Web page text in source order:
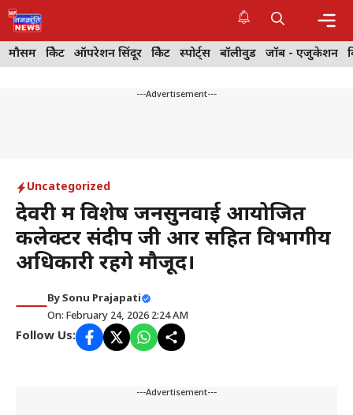
Skip
to
content
मौसम क्रिकेट ऑपरेशन सिंदूर क्रिकेट स्पोर्ट्स बॉलीवुड जॉब - एजुकेशन
---Advertisement---
Uncategorized
देवरी में विशेष जनसुनवाई आयोजित
कलेक्टर संदीप जी आर सहित विभागीय
अधिकारी रहेंगे मौजूद।
BySonu Prajapati
On: February 24, 2026 2:24 AM
Follow Us:
---Advertisement---